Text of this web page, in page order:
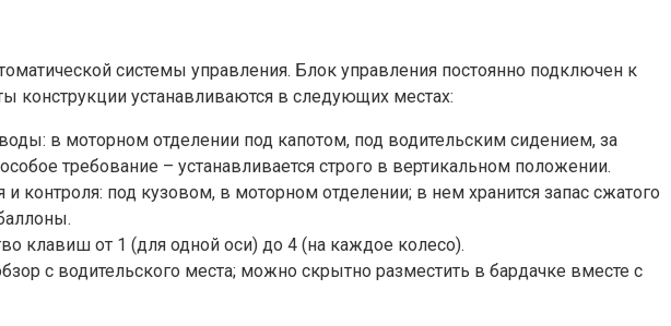
системы управления. Блок управления постоянно подключен к
конструкции устанавливаются в следующих местах:
в моторном отделении под капотом, под водительским сидением, за
требование – устанавливается строго в вертикальном положении.
под кузовом, в моторном отделении; в нем хранится запас сжатого
клавиш от 1 (для одной оси) до 4 (на каждое колесо).
с водительского места; можно скрытно разместить в бардачке вместе с